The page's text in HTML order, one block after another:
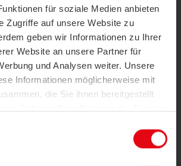
für soziale Medien anbieten
Zugriffe auf unsere Website zu
geben wir Informationen zu Ihrer
Website an unsere Partner für
und Analysen weiter. Unsere
Informationen möglicherweise mit
die Sie ihnen bereitgestellt